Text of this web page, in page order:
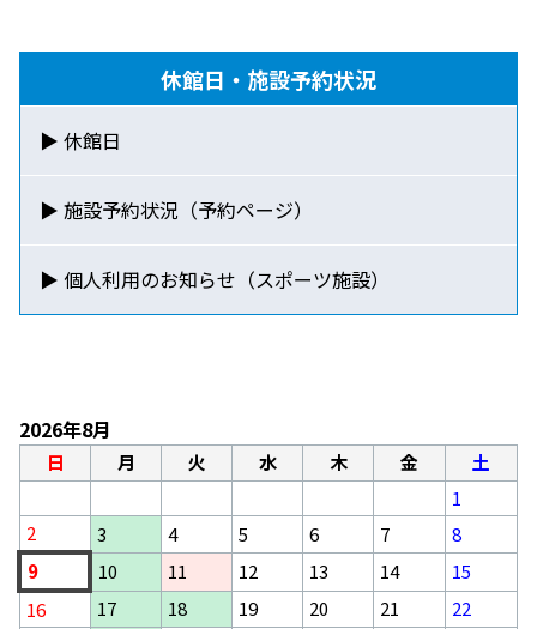
休館日・施設予約状況
▶ 休館日
▶ 施設予約状況（予約ページ）
▶ 個人利用のお知らせ （スポーツ施設）
2026年8月
日 月 火 水 木 金
土
1
2
3 4 5 6 7
8
9
10 11 12 13 14
15
16
17 18 19 20 21
22